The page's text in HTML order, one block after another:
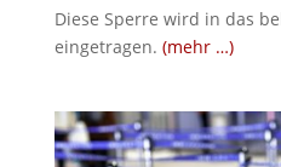
Diese Sperre wird in das
eingetragen. (mehr …)